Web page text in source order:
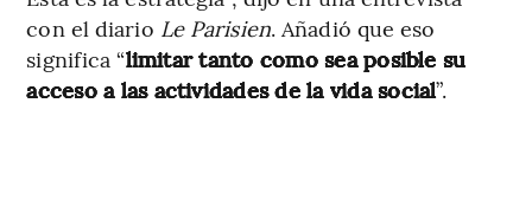
con el diario Le Parisien. Añadió que eso
significa “limitar tanto como sea posible su
acceso a las actividades de la vida social”.